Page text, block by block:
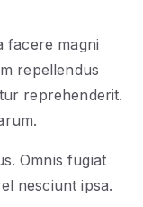
facere magni
repellendus
reprehenderit.
Omnis fugiat
nesciunt ipsa.